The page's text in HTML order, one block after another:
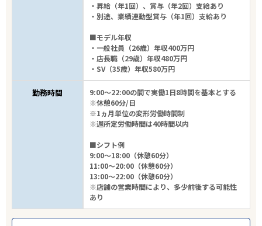
エリアで探す
埼玉
・昇給（年1回）、賞与（年2回）支給あり
・別途、業績連動型賞与（年1回）支給あり
■モデル年収
・一般社員（26歳）年収400万円
・店長職（29歳）年収480万円
・SV（35歳）年収580万円
勤務時間
9:00～22:00の間で実働1日8時間を基本とする
※休憩60分/日
※1ヵ月単位の変形労働時間制
※週所定労働時間は40時間以内
■シフト例
9:00～18:00（休憩60分）
11:00～20:00（休憩60分）
13:00～22:00（休憩60分）
※店舗の営業時間により、多少前後する可能性
あり